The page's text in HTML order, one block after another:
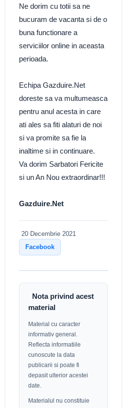
Ne dorim cu totii sa ne
bucuram de vacanta si de o
buna functionare a
serviciilor online in aceasta
perioada.
Echipa Gazduire.Net
doreste sa va multumeasca
pentru anul acesta in care
ati ales sa fiti alaturi de noi
si va promite sa fie la
inaltime si in continuare.
Va dorim Sarbatori Fericite
si un An Nou extraordinar!!!
Gazduire.Net
20 Decembrie 2021
Facebook
Nota privind acest
material
Material cu caracter
informativ general.
Reflecta informatiile
cunoscute la data
publicarii si poate fi
depasit ulterior acestei
date.
Materialul nu constituie